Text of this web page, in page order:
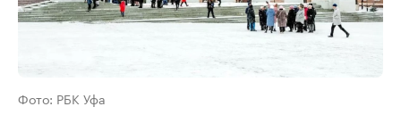
Фото: РБК Уфа